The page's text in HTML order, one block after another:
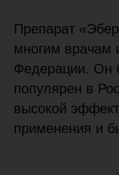
Препарат
многим врачам
Федерации. Он
популярен в
высокой
применения и
поставки из Кубы от
в Россию.